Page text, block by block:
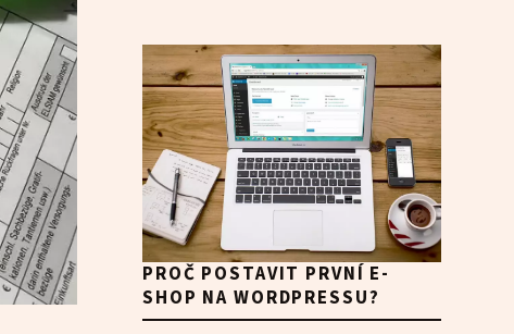
PROČ POSTAVIT PRVNÍ E-
SHOP NA WORDPRESSU?